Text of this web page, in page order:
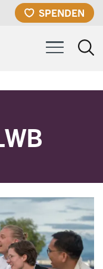
SPENDEN